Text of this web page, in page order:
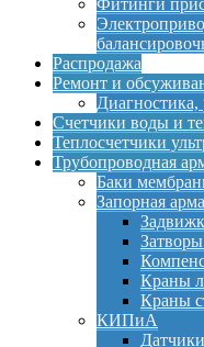
Фитинги
Распродажа
Ремонт и
Диагностика,
Счетчики воды и
Теплосчетчики
Трубопроводная
Баки
Запорная
Краны
Краны
КИПиА
Датчики